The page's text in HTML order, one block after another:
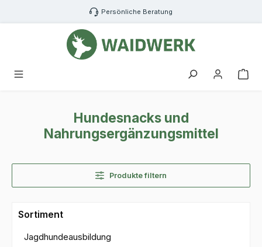
Zum Hauptinhalt springen Persönliche Beratung
Hundesnacks und
Nahrungsergänzungsmittel
Produkte filtern
Sortiment
Jagdhundeausbildung